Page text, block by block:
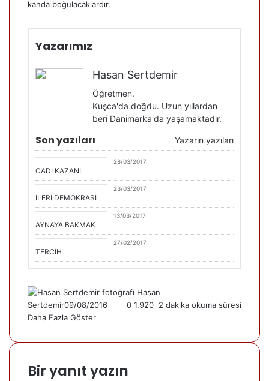
kanda boğulacaklardır.
Yazarımız
Hasan Sertdemir
Öğretmen.
Kuşca'da doğdu. Uzun yıllardan
beri Danimarka'da yaşamaktadır.
Son yazıları Yazarın yazıları
28/03/2017
CADI KAZANI
Hasan Sertdemir
23/03/2017
İLERİ DEMOKRASİ
Hasan Sertdemir
13/03/2017
AYNAYA BAKMAK
Hasan Sertdemir
27/02/2017
TERCİH
Hasan
Sertdemir09/08/2016 0 1.920 2 dakika okuma süresi
Daha Fazla Göster
Bir yanıt yazın